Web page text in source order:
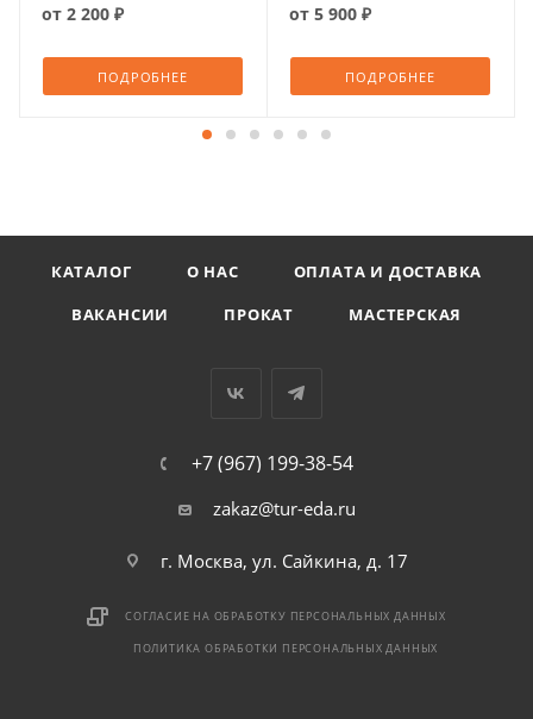
от 2 200 ₽
ПОДРОБНЕЕ
от 5 900 ₽
ПОДРОБНЕЕ
КАТАЛОГ О НАС
ОПЛАТА И ДОСТАВКА
ВАКАНСИИ
ПРОКАТ МАСТЕРСКАЯ
+7 (967) 199-38-54
zakaz@tur-eda.ru
г. Москва, ул. Сайкина, д. 17
СОГЛАСИЕ НА ОБРАБОТКУ ПЕРСОНАЛЬНЫХ ДАННЫХ
ПОЛИТИКА ОБРАБОТКИ ПЕРСОНАЛЬНЫХ ДАННЫХ